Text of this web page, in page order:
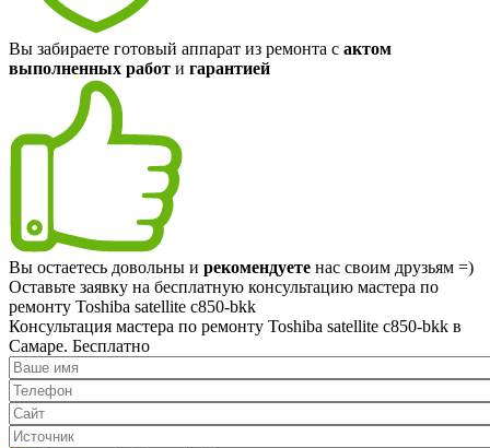
Вы забираете готовый аппарат из ремонта с актом
выполненных работ и гарантией
Вы остаетесь довольны и рекомендуете нас своим друзьям =)
Оставьте заявку на бесплатную консультацию мастера по
ремонту Toshiba satellite c850-bkk
Консультация мастера по ремонту Toshiba satellite c850-bkk в
Самаре. Бесплатно